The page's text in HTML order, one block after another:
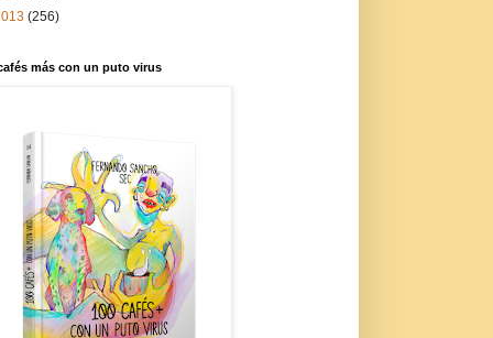
(256)
más con un puto virus